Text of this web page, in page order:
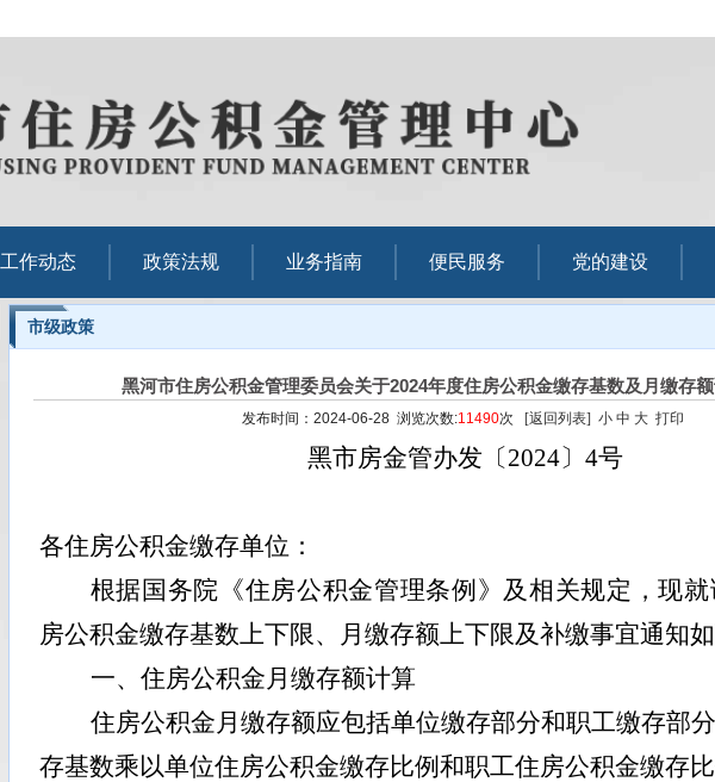
工作动态 政策法规 业务指南 便民服务 党的建设
市级政策
黑河市住房公积金管理委员会关于2024年度住房公积金缴存基数及月缴存
发布时间：2024-06-28 浏览次数:11490次 [返回列表] 小 中 大 打印
黑市房金管办发 〔2024〕 4号
各住房公积金缴存单位：
根据国务院《住房公积金管理条例》及相关规定，现就
房公积金缴存基数上下限、月缴存额上下限及补缴事宜通知如
一、住房公积金月缴存额计算
住房公积金月缴存额应包括单位缴存部分和职工缴存部
存基数乘以单位住房公积金缴存比例和职工住房公积金缴存比